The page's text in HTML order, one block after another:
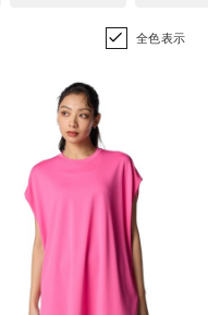
全色表示